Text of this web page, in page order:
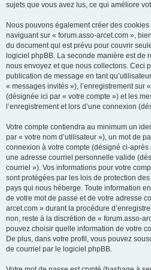
sujets que vous avez lus, ce qui améliore
Nous pouvons également créer des
naviguant sur « forum.asso-arcet.com »,
du document qui est prévu pour couvrir
logiciel phpBB. La seconde manière est de
nous envoyez et que nous collectons. Ceci
publication de message en tant
« messages invités »), l’enregistrement sur
(désignée ici par « votre compte ») et les
l’enregistrement et lors d’une connexion
Votre compte contiendra au minimum un
par « votre nom d’utilisateur »), un mot de
connexion à votre compte (désigné ci-après
une adresse courriel personnelle valide
courriel »). Vos informations pour votre
sont protégées par les lois de protection
pays qui nous héberge. Toute information
de votre mot de passe et de votre adresse
arcet.com » durant la procédure
non, reste à la discrétion de « forum.asso-
pouvez choisir quelle information de votre
De plus, dans votre profil, vous pouvez
de courriel par le logiciel phpBB.